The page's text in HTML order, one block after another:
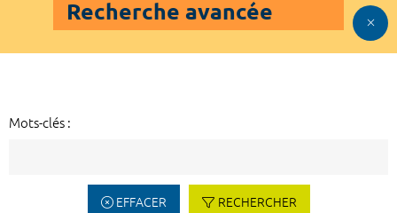
Recherche avancée
Mots-clés :
EFFACER RECHERCHER